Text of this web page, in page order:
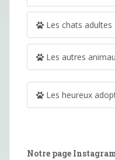
Les chats adultes
Les autres
Les heureux
Notre page